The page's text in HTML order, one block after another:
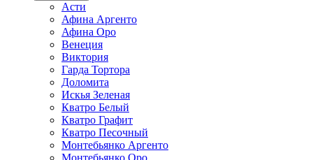
Асти
Афина Аргенто
Афина Оро
Венеция
Виктория
Гарда Тортора
Доломита
Искья Зеленая
Кватро Белый
Кватро Графит
Кватро Песочный
Монтебьянко Аргенто
Монтебьянко Оро